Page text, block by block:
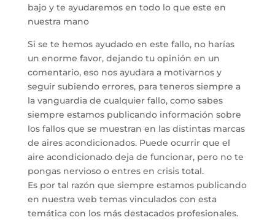
bajo y te ayudaremos en todo lo que este en
nuestra mano
Si se te hemos ayudado en este fallo, no harías
un enorme favor, dejando tu opinión en un
comentario, eso nos ayudara a motivarnos y
seguir subiendo errores, para teneros siempre a
la vanguardia de cualquier fallo, como sabes
siempre estamos publicando información sobre
los fallos que se muestran en las distintas marcas
de aires acondicionados. Puede ocurrir que el
aire acondicionado deja de funcionar, pero no te
pongas nervioso o entres en crisis total.
Es por tal razón que siempre estamos publicando
en nuestra web temas vinculados con esta
temática con los más destacados profesionales.